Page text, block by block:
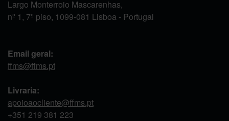
Largo Monterroio Mascarenhas,
nº 1, 7º piso, 1099-081 Lisboa - Portugal
Email geral:
ffms@ffms.pt
Livraria:
apoioaocliente@ffms.pt
+351 219 381 223